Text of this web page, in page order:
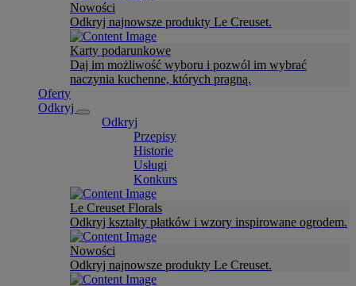
Nowości
Odkryj najnowsze produkty Le Creuset.
Karty podarunkowe
Daj im możliwość wyboru i pozwól im wybrać
naczynia kuchenne, których pragną.
Oferty
Odkryj
Odkryj
Przepisy
Historie
Usługi
Konkurs
Le Creuset Florals
Odkryj kształty płatków i wzory inspirowane ogrodem.
Nowości
Odkryj najnowsze produkty Le Creuset.